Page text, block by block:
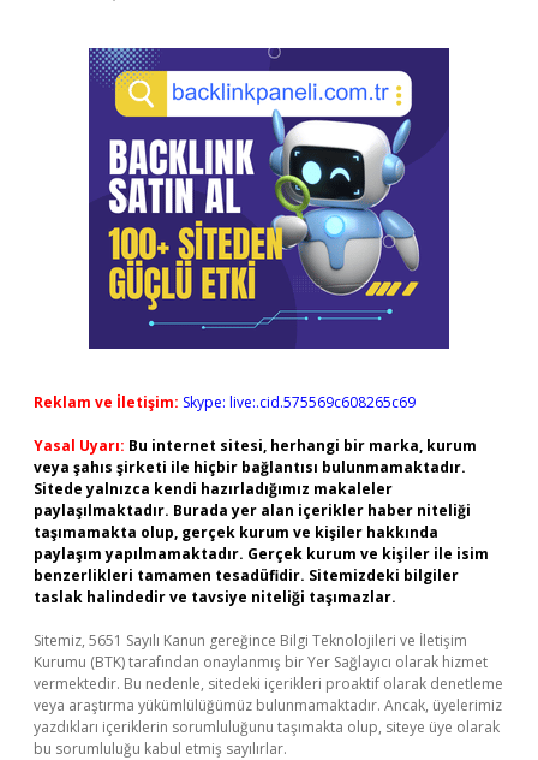
Reklam ve İletişim: Skype: live:.cid.575569c608265c69
Yasal Uyarı: Bu internet sitesi, herhangi bir marka, kurum
veya şahıs şirketi ile hiçbir bağlantısı bulunmamaktadır.
Sitede yalnızca kendi hazırladığımız makaleler
paylaşılmaktadır. Burada yer alan içerikler haber niteliği
taşımamakta olup, gerçek kurum ve kişiler hakkında
paylaşım yapılmamaktadır. Gerçek kurum ve kişiler ile isim
benzerlikleri tamamen tesadüfidir. Sitemizdeki bilgiler
taslak halindedir ve tavsiye niteliği taşımazlar.
Sitemiz, 5651 Sayılı Kanun gereğince Bilgi Teknolojileri ve İletişim
Kurumu (BTK) tarafından onaylanmış bir Yer Sağlayıcı olarak hizmet
vermektedir. Bu nedenle, sitedeki içerikleri proaktif olarak denetleme
veya araştırma yükümlülüğümüz bulunmamaktadır. Ancak, üyelerimiz
yazdıkları içeriklerin sorumluluğunu taşımakta olup, siteye üye olarak
bu sorumluluğu kabul etmiş sayılırlar.